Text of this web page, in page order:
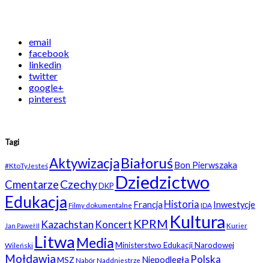
email
facebook
linkedin
twitter
google+
pinterest
Tagi
#KtoTyJesteśAktywizacjaBiałoruśBon Pierwszaka
CmentarzeCzechyDKP Dziedzictwo
Edukacja Filmy dokumentalne Francja Historia IDA Inwestycje
Jan Paweł II Kazachstan Koncert KPRM Kultura Kurier
Wileński Litwa MediaMinisterstwo Edukacji Narodowej
MołdawiaMSZ NabórNaddniestrze Niepodległa Polska